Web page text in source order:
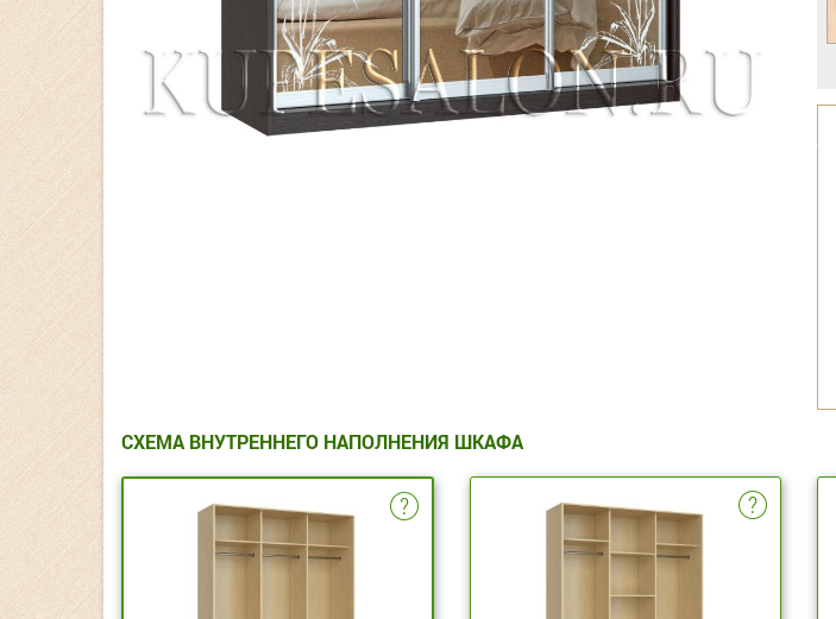
СХЕМА ВНУТРЕННЕГО НАПОЛНЕНИЯ ШКАФА